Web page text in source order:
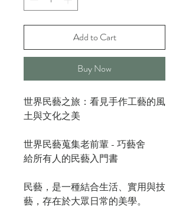
Add to Cart
Buy Now
世界民藝之旅：看見手作工藝的風
土與文化之美
世界民藝蒐集老前輩 - 巧藝舍
給所有人的民藝入門書
民藝，是一種結合生活、實用與技
藝，存在於大眾日常的美學。